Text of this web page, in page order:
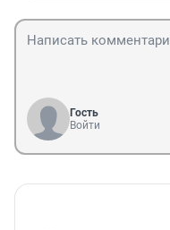
Гость
Войти